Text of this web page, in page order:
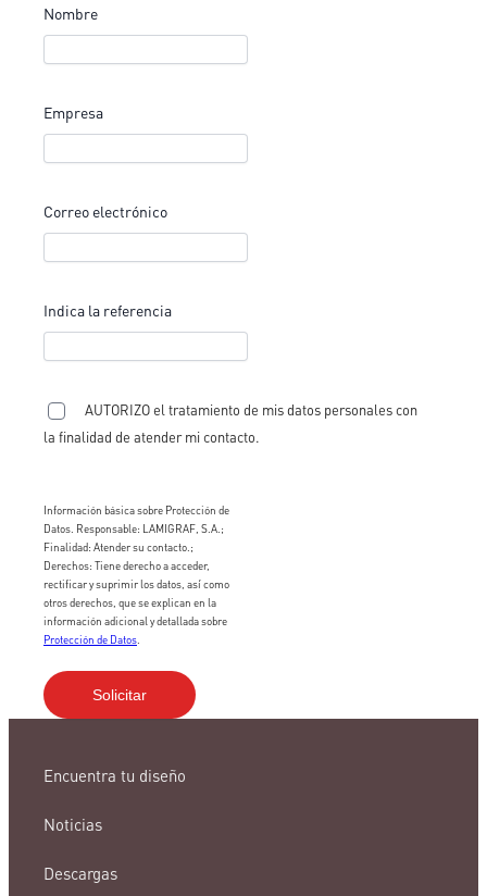
Nombre
Empresa
Correo electrónico
Indica la referencia
AUTORIZO el tratamiento de mis datos personales con
la finalidad de atender mi contacto.
Información básica sobre Protección de
Datos. Responsable: LAMIGRAF, S.A.;
Finalidad: Atender su contacto.;
Derechos: Tiene derecho a acceder,
rectificar y suprimir los datos, así como
otros derechos, que se explican en la
información adicional y detallada sobre
Protección de Datos
Encuentra tu diseño
Noticias
Descargas